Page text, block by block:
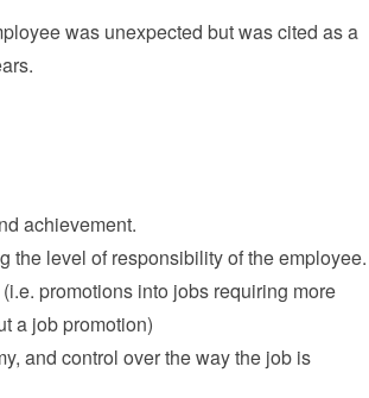
was unexpected but was cited as a
achievement.
the level of responsibility of the employee.
promotions into jobs requiring more
a job promotion)
and control over the way the job is